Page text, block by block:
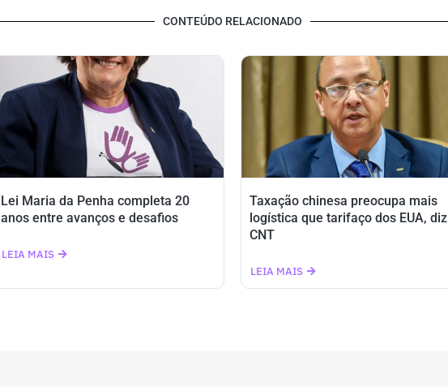
CONTEÚDO RELACIONADO
Lei Maria da Penha completa 20
anos entre avanços e desafios
LEIA MAIS
Taxação chinesa preocupa mais
logística que tarifaço dos EUA, diz
CNT
LEIA MAIS